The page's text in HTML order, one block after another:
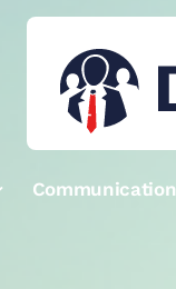
Communication